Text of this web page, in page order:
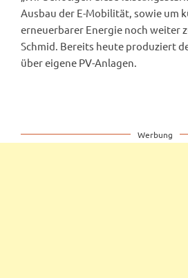
Ausbau der E-Mobilität, sowie um
erneuerbarer Energie noch weiter
Schmid. Bereits heute produziert
über eigene PV-Anlagen.
Werbung